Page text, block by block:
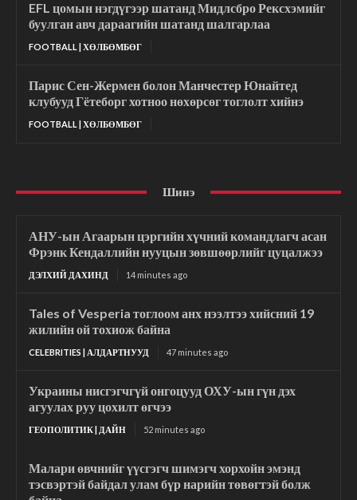
EFL цомын нэгдүгээр шатанд Мидлсбро Рексхэмийг
буулган авч дараагийн шатанд шалгарлаа
FOOTBALL | ХӨЛБӨМБӨГ
Парис Сен-Жермен болон Манчестер Юнайтед
клубууд Гётеборг хотноо нөхөрсөг тоглолт хийнэ
FOOTBALL | ХӨЛБӨМБӨГ
Шинэ
АНУ-ын Агаарын цэргийн хүчний командлагч асан
Фрэнк Кендаллийн нууцын зөвшөөрлийг цуцалжээ
ДЭЛХИЙ ДАХИНД 14 minutes ago
Tales of Vesperia тоглоом анх нээлтээ хийсний 19
жилийн ой тохиож байна
CELEBRITIES | АЛДАРТНУУД 47 minutes ago
Украины нисгэгчгүй онгоцууд ОХУ-ын гүн дэх
агуулах руу цохилт өгчээ
ГЕОПОЛИТИК | ДАЙН 52 minutes ago
Малари өвчнийг үүсгэгч шимэгч хорхойн эмэнд
тэсвэртэй байдал улам бүр нарийн төвөгтэй болж